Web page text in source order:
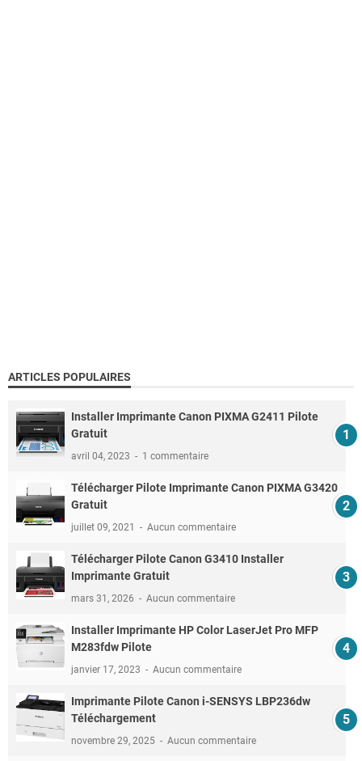
ARTICLES POPULAIRES
Installer Imprimante Canon PIXMA G2411 Pilote
Gratuit
avril 04, 2023 1 commentaire
Télécharger Pilote Imprimante Canon PIXMA G3420
Gratuit
juillet 09, 2021 Aucun commentaire
Télécharger Pilote Canon G3410 Installer
Imprimante Gratuit
mars 31, 2026 Aucun commentaire
Installer Imprimante HP Color LaserJet Pro MFP
M283fdw Pilote
janvier 17, 2023 Aucun commentaire
Imprimante Pilote Canon i-SENSYS LBP236dw
Téléchargement
novembre 29, 2025 Aucun commentaire